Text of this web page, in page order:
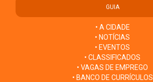
GUIA
• A CIDADE
• NOTÍCIAS
• EVENTOS
• CLASSIFICADOS
• VAGAS DE EMPREGO
• BANCO DE CURRÍCULOS